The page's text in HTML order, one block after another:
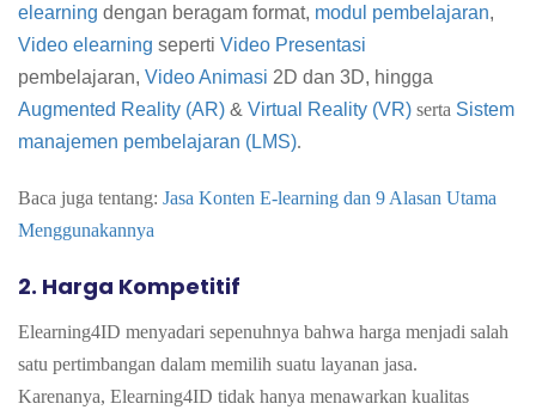
elearning dengan beragam format, modul pembelajaran,
Video elearning seperti Video Presentasi
pembelajaran, Video Animasi 2D dan 3D, hingga
Augmented Reality (AR) & Virtual Reality (VR) serta Sistem
manajemen pembelajaran (LMS).
Baca juga tentang: Jasa Konten E-learning dan 9 Alasan Utama
Menggunakannya
2. Harga Kompetitif
Elearning4ID menyadari sepenuhnya bahwa harga menjadi salah
satu pertimbangan dalam memilih suatu layanan jasa.
Karenanya, Elearning4ID tidak hanya menawarkan kualitas